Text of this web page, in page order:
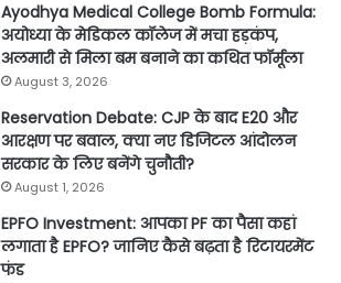
Ayodhya Medical College Bomb Formula:
अयोध्या के मेडिकल कॉलेज में मचा हड़कंप,
अलमारी से मिला बम बनाने का कथित फॉर्मूला
August 3, 2026
Reservation Debate: CJP के बाद E20 और
आरक्षण पर बवाल, क्या नए डिजिटल आंदोलन
सरकार के लिए बनेंगे चुनौती?
August 1, 2026
EPFO Investment: आपका PF का पैसा कहां
लगाता है EPFO? जानिए कैसे बढ़ता है रिटायरमेंट
फंड